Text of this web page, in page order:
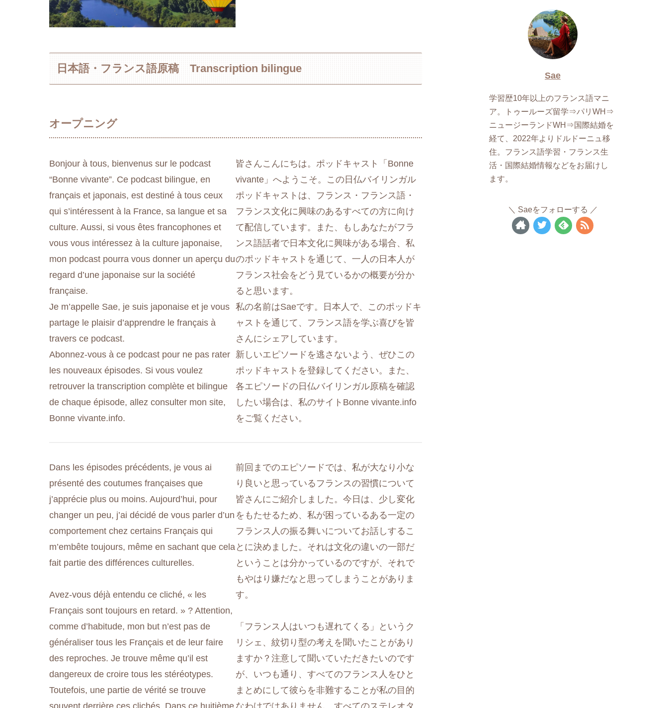
日本語・フランス語原稿 Transcription bilingue
オープニング
Bonjour à tous, bienvenus sur le podcast
“Bonne vivante”. Ce podcast bilingue, en
français et japonais, est destiné à tous ceux
qui s’intéressent à la France, sa langue et sa
culture. Aussi, si vous êtes francophones et
vous vous intéressez à la culture japonaise,
mon podcast pourra vous donner un aperçu du
regard d’une japonaise sur la société
française.
Je m’appelle Sae, je suis japonaise et je vous
partage le plaisir d’apprendre le français à
travers ce podcast.
Abonnez-vous à ce podcast pour ne pas rater
les nouveaux épisodes. Si vous voulez
retrouver la transcription complète et bilingue
de chaque épisode, allez consulter mon site,
Bonne vivante.info.
皆さんこんにちは。ポッドキャスト「Bonne
vivante」へようこそ。この日仏バイリンガル
ポッドキャストは、フランス・フランス語・
フランス文化に興味のあるすべての方に向け
て配信しています。また、もしあなたがフラ
ンス語話者で日本文化に興味がある場合、私
のポッドキャストを通じて、一人の日本人が
フランス社会をどう見ているかの概要が分か
ると思います。
私の名前はSaeです。日本人で、このポッドキ
ャストを通じて、フランス語を学ぶ喜びを皆
さんにシェアしています。
新しいエピソードを逃さないよう、ぜひこの
ポッドキャストを登録してください。また、
各エピソードの日仏バイリンガル原稿を確認
したい場合は、私のサイトBonne vivante.info
をご覧ください。
Dans les épisodes précédents, je vous ai
présenté des coutumes françaises que
j’apprécie plus ou moins. Aujourd’hui, pour
changer un peu, j’ai décidé de vous parler d’un
comportement chez certains Français qui
m’embête toujours, même en sachant que cela
fait partie des différences culturelles.
Avez-vous déjà entendu ce cliché, « les
Français sont toujours en retard. » ? Attention,
comme d’habitude, mon but n’est pas de
généraliser tous les Français et de leur faire
des reproches. Je trouve même qu’il est
dangereux de croire tous les stéréotypes.
Toutefois, une partie de vérité se trouve
前回までのエピソードでは、私が大なり小な
り良いと思っているフランスの習慣について
皆さんにご紹介しました。今日は、少し変化
をもたせるため、私が困っているある一定の
フランス人の振る舞いについてお話しするこ
とに決めました。それは文化の違いの一部だ
ということは分かっているのですが、それで
もやはり嫌だなと思ってしまうことがありま
す。
「フランス人はいつも遅れてくる」というク
リシェ、紋切り型の考えを聞いたことがあり
ますか？注意して聞いていただきたいのです
が、いつも通り、すべてのフランス人をひと
まとめにして彼らを非難することが私の目的
Sae
学習歴10年以上のフランス語マニ
ア。トゥールーズ留学⇒パリWH⇒
ニュージーランドWH⇒国際結婚を
経て、2022年よりドルドーニュ移
住。フランス語学習・フランス生
活・国際結婚情報などをお届けし
ます。
Saeをフォローする